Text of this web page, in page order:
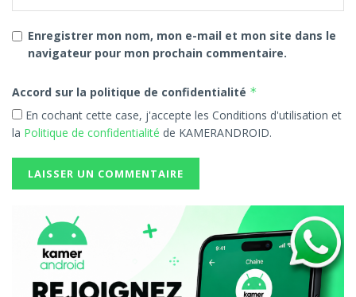
Elle garantit une protection contre la
poussière et les éclaboussures d’eau, adaptée
TECNO Mobile continue ainsi de renforcer sa
présence en Afrique, offrant des smartphones
combinant innovations techniques et accessibilité.
représente une option crédible et performante
dans un marché toujours plus concurrentiel.
Enregistrer mon nom, mon e-mail et mon site dans le
navigateur pour mon prochain commentaire.
Accord sur la politique de confidentialité *
En cochant cette case, j'accepte les Conditions d'utilisation et
la Politique de confidentialité de KAMERANDROID.